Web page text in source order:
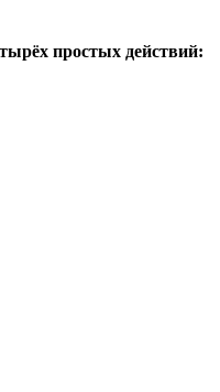
простых действий: